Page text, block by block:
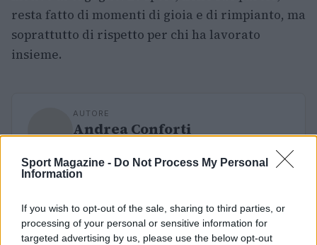
Sport Magazine - Do Not Process My Personal
Information
If you wish to opt-out of the sale, sharing to third parties, or
processing of your personal or sensitive information for
targeted advertising by us, please use the below opt-out
resta fatto di momenti di gioia e di rimpianto, ma
soprattutto di rispetto per chi ha lavorato
insieme.
AUTORE
Andrea Conforti
casual e naturale, è un analista tattico che
trasforma dati e clip in racconti social. Ricorda
Stadio Olimpico Grande Torino: da
quell'appunto nacque la sua linea editoriale,
che propugna spiegazioni visive per il tifoso